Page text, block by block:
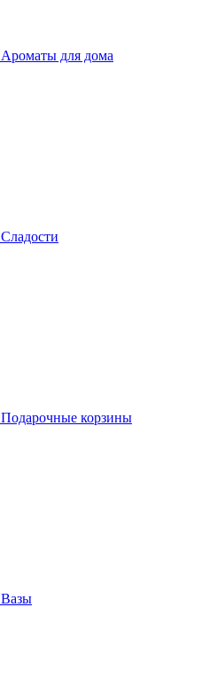
Ароматы для дома
Сладости
Подарочные корзины
Вазы